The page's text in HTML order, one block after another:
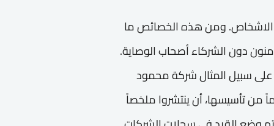
الاشخاص. ومن هذه الخصائص ما
دون الشركاء أصحاب الوصاية.
سبيل المثال شركة محمود
من تأسيسها، أن ينتشروا ملخصاً